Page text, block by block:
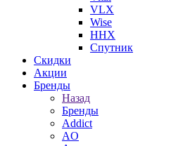
VLX
Wise
ННХ
Спутник
Скидки
Акции
Бренды
Назад
Бренды
Addict
AO